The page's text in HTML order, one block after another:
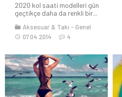
2020 kol saati modelleri gün
geçtikçe daha da renkli bir...
Aksesuar & Takı
Genel
07.04.2014
4